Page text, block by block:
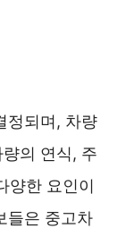
정되며, 차량
의 연식, 주
양한 요인이
들은 중고차